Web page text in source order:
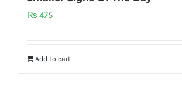
₨ 475
Add to cart